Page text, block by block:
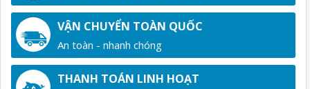
VẬN CHUYỂN TOÀN QUỐC
An toàn - nhanh chóng
THANH TOÁN LINH HOẠT